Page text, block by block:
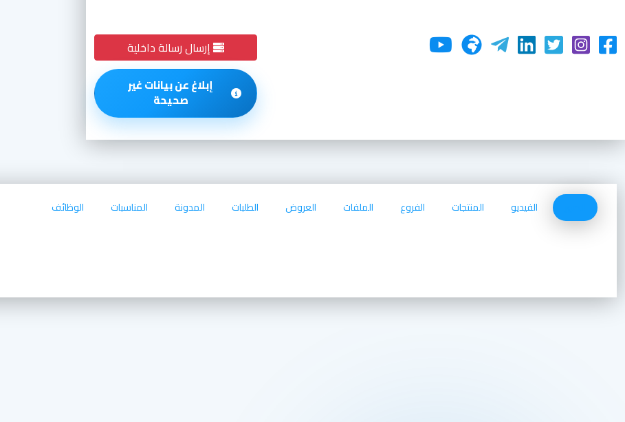
إرسال رسالة داخلية
إبلاغ عن بيانات غير
صحيحة
الفيديو المنتجات الفروع الملفات العروض الطلبات المدونة المناسبات الوظائف